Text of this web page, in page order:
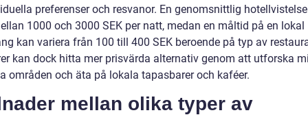
preferenser och resvanor. En genomsnittlig
1000 och 3000 SEK per natt, medan en måltid på en lokal
kan variera från 100 till 400 SEK beroende på typ av
kan dock hitta mer prisvärda alternativ genom att utforska
områden och äta på lokala tapasbarer och kaféer.
mellan olika typer av